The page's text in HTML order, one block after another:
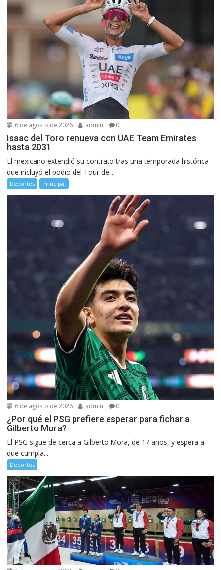
6 de agosto de 2026 admin 0
Isaac del Toro renueva con UAE Team Emirates
hasta 2031
El mexicano extendió su contrato tras una temporada histórica
que incluyó el podio del Tour de...
Deportes Principal
6 de agosto de 2026 admin 0
¿Por qué el PSG prefiere esperar para fichar a
Gilberto Mora?
El PSG sigue de cerca a Gilberto Mora, de 17 años, y espera a
que cumpla...
Deportes